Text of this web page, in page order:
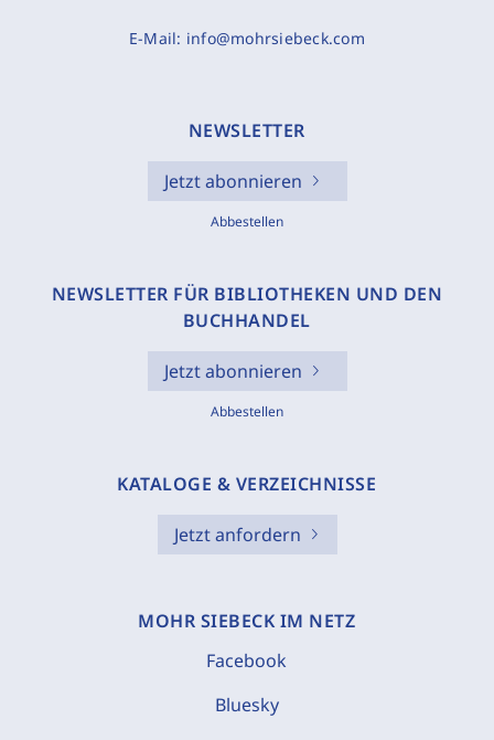
E-Mail: info@mohrsiebeck.com
NEWSLETTER
Jetzt abonnieren
Abbestellen
NEWSLETTER FÜR BIBLIOTHEKEN UND DEN
BUCHHANDEL
Jetzt abonnieren
Abbestellen
KATALOGE & VERZEICHNISSE
Jetzt anfordern
MOHR SIEBECK IM NETZ
Facebook
Bluesky